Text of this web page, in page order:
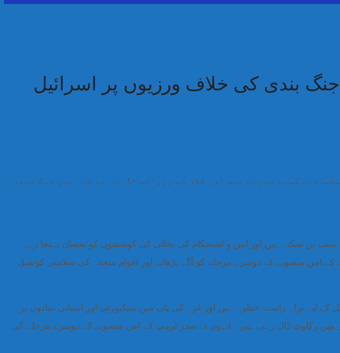
بندی کی خلاف ورزیوں پر اسرائیل
ترکیہ، سعودی عرب اور قطر کے وزرائے خارجہ نے غزہ میں جنگ بندی
سبب بن سکتے ہیں اور امن و استحکام کی بحالی کی کوششوں کو نقصان پہنچا رہے
امن منصوبے کے دوسرے مرحلے کو آگے بڑھانے اور اقوام متحدہ کی سلامتی کونسل
لیے براہ راست خطرہ ہیں اور غزہ کی پٹی میں سیکیورٹی اور انسانی بنیادوں پر
میں رکاوٹ ڈال رہی ہیں۔ انہوں نے صدر ٹرمپ کے امن منصوبے کے دوسرے مرحلے کی